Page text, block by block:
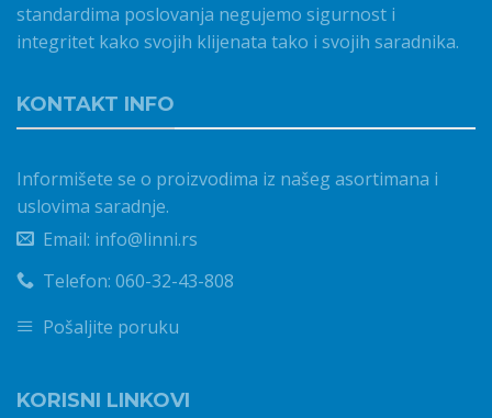
standardima poslovanja negujemo sigurnost i
integritet kako svojih klijenata tako i svojih saradnika.
KONTAKT INFO
Informišete se o proizvodima iz našeg asortimana i
uslovima saradnje.
Email: info@linni.rs
Telefon: 060-32-43-808
Pošaljite poruku
KORISNI LINKOVI